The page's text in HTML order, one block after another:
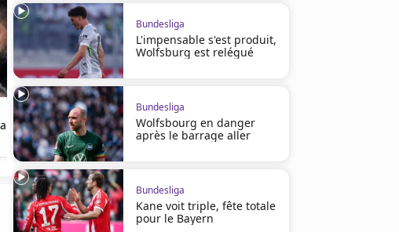
et
Bundesliga
Le Bayern Munich titré sur le
gong !
Bundesliga
L'impensable s'est produit,
Wolfsburg est relégué
Bundesliga
Wolfsbourg en danger
après le barrage aller
Bundesliga
Kane voit triple, fête totale
pour le Bayern